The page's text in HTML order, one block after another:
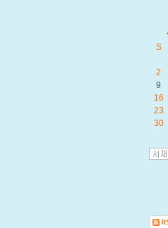
S
2
9
16
23
30